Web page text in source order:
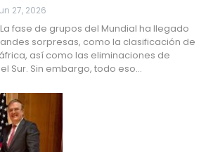
27, 2026
fase de grupos del Mundial ha llegado
sorpresas, como la clasificación de
así como las eliminaciones de
Sur. Sin embargo, todo eso…